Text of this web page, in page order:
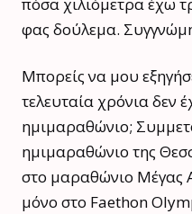
φας δούλεμα.
Μπορείς να μου
τελευταία χρόνια δεν
ημιμαραθώνιο;
ημιμαραθώνιο της
στο μαραθώνιο Μέγας
μόνο στο Faethon